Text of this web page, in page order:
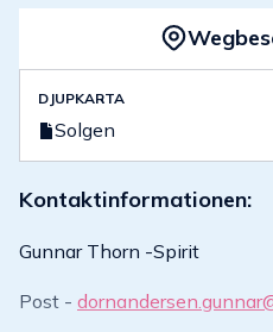
DJUPKARTA
Solgen
Kontaktinformationen:
Gunnar Thorn -Spirit
Post -